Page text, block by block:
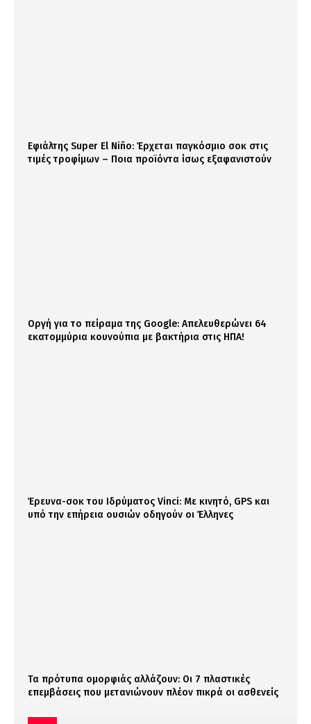
Εφιάλτης Super El Niño: Έρχεται παγκόσμιο σοκ στις
τιμές τροφίμων – Ποια προϊόντα ίσως εξαφανιστούν
Οργή για το πείραμα της Google: Απελευθερώνει 64
εκατομμύρια κουνούπια με βακτήρια στις ΗΠΑ!
Έρευνα-σοκ του Ιδρύματος Vinci: Με κινητό, GPS και
υπό την επήρεια ουσιών οδηγούν οι Έλληνες
Τα πρότυπα ομορφιάς αλλάζουν: Οι 7 πλαστικές
επεμβάσεις που μετανιώνουν πλέον πικρά οι ασθενείς